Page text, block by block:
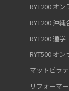
RYT200 オン
RYT200 沖縄
RYT200 通学
RYT500 オン
マットピラ
リフォーマ